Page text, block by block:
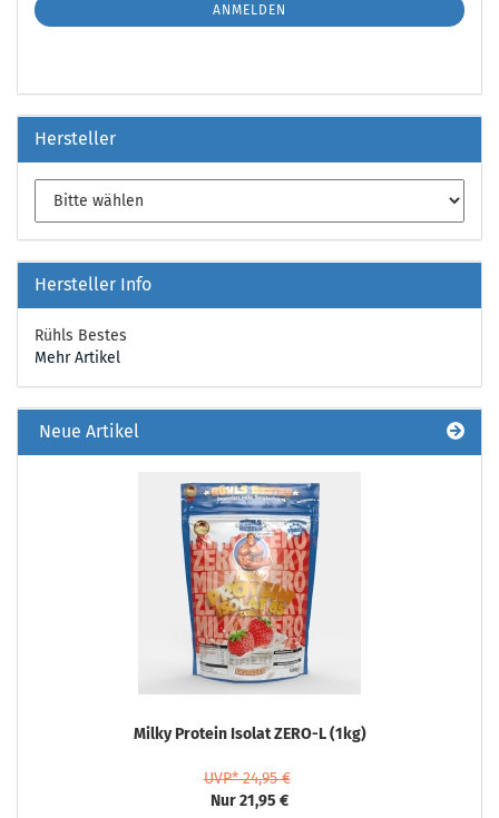
ANMELDUNG
ANMELDEN
Hersteller
Hersteller Info
Rühls Bestes
Mehr Artikel
Neue Artikel
Milky Protein Isolat ZERO-L (1kg)
UVP* 24,95 €
Nur 21,95 €